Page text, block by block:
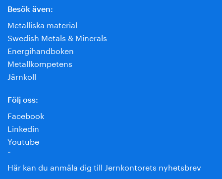
Besök även:
Metalliska material
Swedish Metals & Minerals
Energihandboken
Metallkompetens
Järnkoll
Följ oss:
Facebook
Linkedin
Youtube
¨
Här kan du anmäla dig till Jernkontorets nyhetsbrev